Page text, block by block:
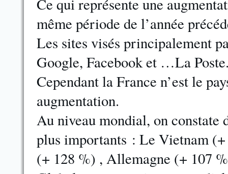
Ce qui représente une
même période de l’année
Les sites visés principalement
Google, Facebook et …La
Cependant la France n’est le
augmentation.
Au niveau mondial, on constate
plus importants : Le Vietnam
(+ 128 %) , Allemagne (+ 107